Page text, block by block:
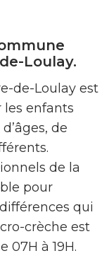
Loulay.
de-Loulay est
les enfants
de
de la
pour
qui
crèche est
07H à 19H.